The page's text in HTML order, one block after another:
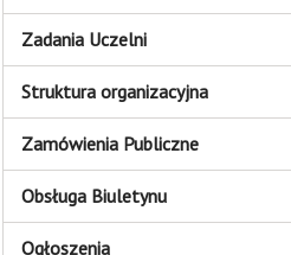
Zadania Uczelni
Struktura organizacyjna
Zamówienia Publiczne
Obsługa Biuletynu
Ogłoszenia